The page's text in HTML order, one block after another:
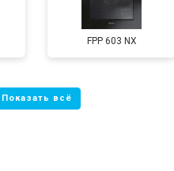
FPP 603 NX